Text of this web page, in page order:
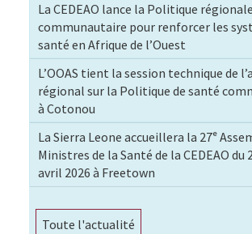
La CEDEAO lance la Politique
communautaire pour renforcer les
santé en Afrique de l’Ouest
L’OOAS tient la session technique de
régional sur la Politique de santé
à Cotonou
La Sierra Leone accueillera la 27ᵉ
Ministres de la Santé de la CEDEAO du
avril 2026 à Freetown
Toute l'actualité